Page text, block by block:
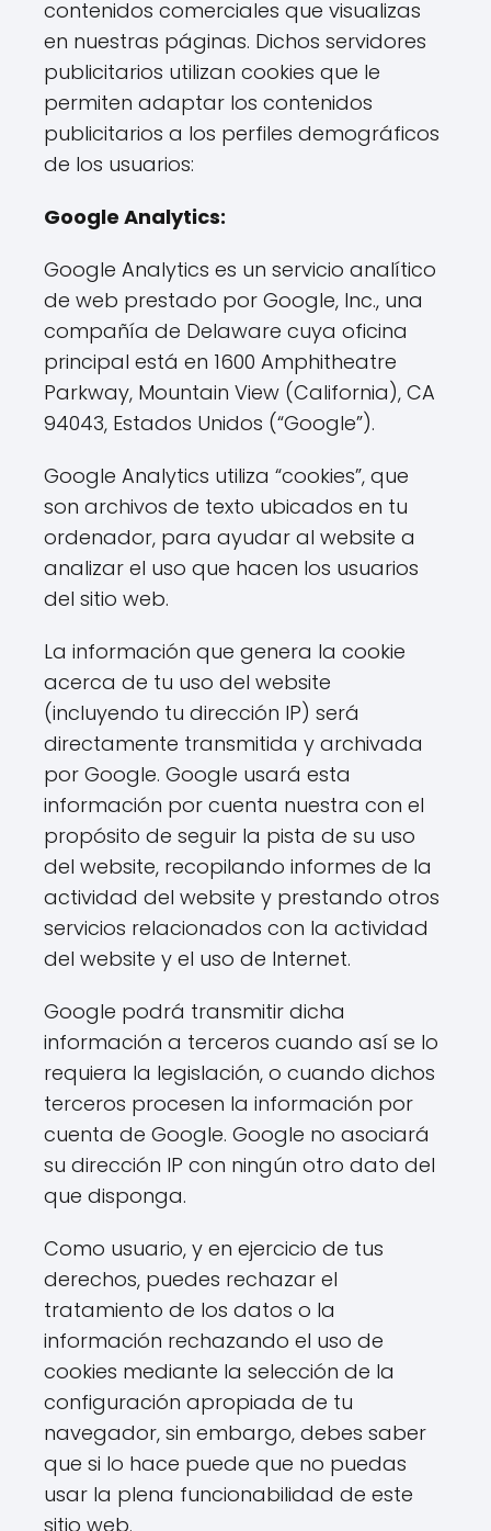
contenidos comerciales que visualizas
en nuestras páginas. Dichos servidores
publicitarios utilizan cookies que le
permiten adaptar los contenidos
publicitarios a los perfiles demográficos
de los usuarios:
Google Analytics:
Google Analytics es un servicio analítico
de web prestado por Google, Inc., una
compañía de Delaware cuya oficina
principal está en 1600 Amphitheatre
Parkway, Mountain View (California), CA
94043, Estados Unidos (“Google”).
Google Analytics utiliza “cookies”, que
son archivos de texto ubicados en tu
ordenador, para ayudar al website a
analizar el uso que hacen los usuarios
del sitio web.
La información que genera la cookie
acerca de tu uso del website
(incluyendo tu dirección IP) será
directamente transmitida y archivada
por Google. Google usará esta
información por cuenta nuestra con el
propósito de seguir la pista de su uso
del website, recopilando informes de la
actividad del website y prestando otros
servicios relacionados con la actividad
del website y el uso de Internet.
Google podrá transmitir dicha
información a terceros cuando así se lo
requiera la legislación, o cuando dichos
terceros procesen la información por
cuenta de Google. Google no asociará
su dirección IP con ningún otro dato del
que disponga.
Como usuario, y en ejercicio de tus
derechos, puedes rechazar el
tratamiento de los datos o la
información rechazando el uso de
cookies mediante la selección de la
configuración apropiada de tu
navegador, sin embargo, debes saber
que si lo hace puede que no puedas
usar la plena funcionabilidad de este
sitio web.